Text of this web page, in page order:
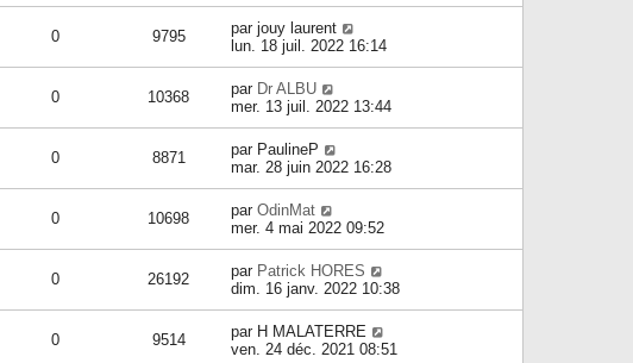
0 9795 par jouy laurent
lun. 18 juil. 2022 16:14
0 10368 par Dr ALBU
mer. 13 juil. 2022 13:44
0 8871 par PaulineP
mar. 28 juin 2022 16:28
0 10698 par OdinMat
mer. 4 mai 2022 09:52
0 26192 par Patrick HORES
dim. 16 janv. 2022 10:38
0 9514 par H MALATERRE
ven. 24 déc. 2021 08:51